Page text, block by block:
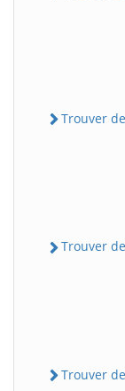
Trouver
Trouver
Trouver